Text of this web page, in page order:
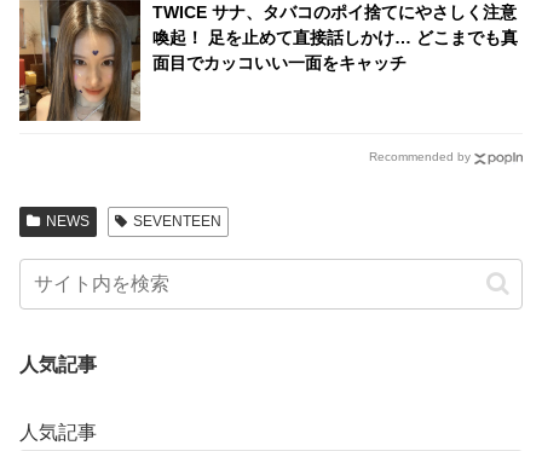
TWICE サナ、タバコのポイ捨てにやさしく注意
喚起！ 足を止めて直接話しかけ… どこまでも真
面目でカッコいい一面をキャッチ
Recommended by
NEWS SEVENTEEN
人気記事
人気記事